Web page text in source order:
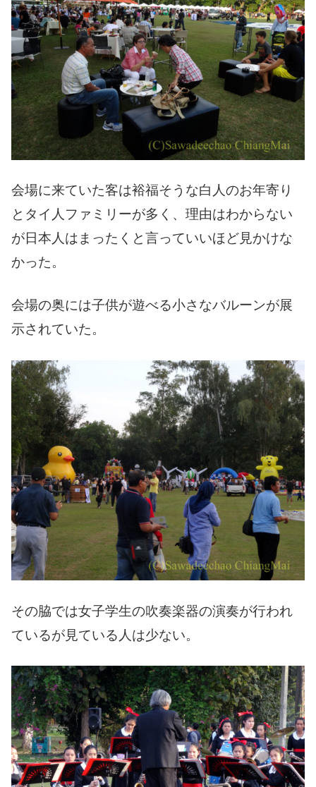
会場に来ていた客は裕福そうな白人のお年寄り
とタイ人ファミリーが多く、理由はわからない
が日本人はまったくと言っていいほど見かけな
かった。
会場の奥には子供が遊べる小さなバルーンが展
示されていた。
その脇では女子学生の吹奏楽器の演奏が行われ
ているが見ている人は少ない。